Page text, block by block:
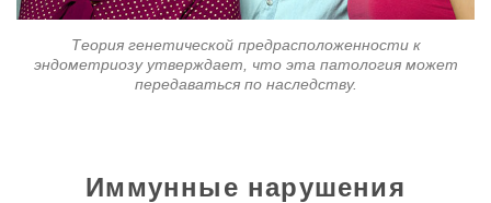
Теория генетической предрасположенности к
эндометриозу утверждает, что эта патология может
передаваться по наследству.
Иммунные нарушения